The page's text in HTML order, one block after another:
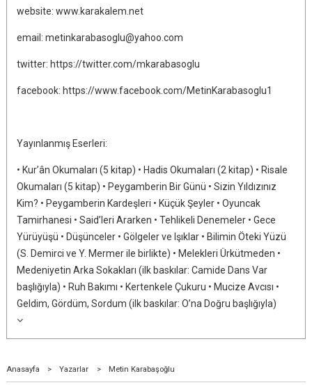
website: www.karakalem.net
email: metinkarabasoglu@yahoo.com
twitter: https://twitter.com/mkarabasoglu
facebook: https://www.facebook.com/MetinKarabasoglu1
Yayınlanmış Eserleri:
• Kur’ân Okumaları (5 kitap) • Hadis Okumaları (2 kitap) • Risale
Okumaları (5 kitap) • Peygamberin Bir Günü • Sizin Yıldızınız
Kim? • Peygamberin Kardeşleri • Küçük Şeyler • Oyuncak
Tamirhanesi • Said’leri Ararken • Tehlikeli Denemeler • Gece
Yürüyüşü • Düşünceler • Gölgeler ve Işıklar • Bilimin Öteki Yüzü
(S. Demirci ve Y. Mermer ile birlikte) • Melekleri Ürkütmeden •
Medeniyetin Arka Sokakları (ilk baskılar: Camide Dans Var
başlığıyla) • Ruh Bakımı • Kertenkele Çukuru • Mucize Avcısı •
Geldim, Gördüm, Sordum (ilk baskılar: O’na Doğru başlığıyla)
Anasayfa > Yazarlar > Metin Karabaşoğlu